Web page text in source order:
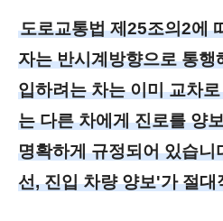
도로교통법 제25조의2에
자는 반시계방향으로 통행
입하려는 차는 이미 교차
는 다른 차에게 진로를 양
명확하게 규정되어 있습니
선, 진입 차량 양보'가 절대